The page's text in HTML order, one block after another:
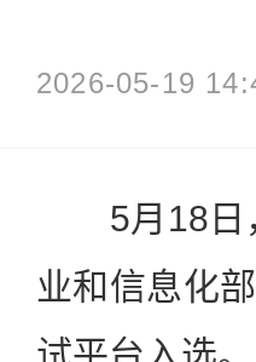
2026-05-19
5月18日，
业和信息化